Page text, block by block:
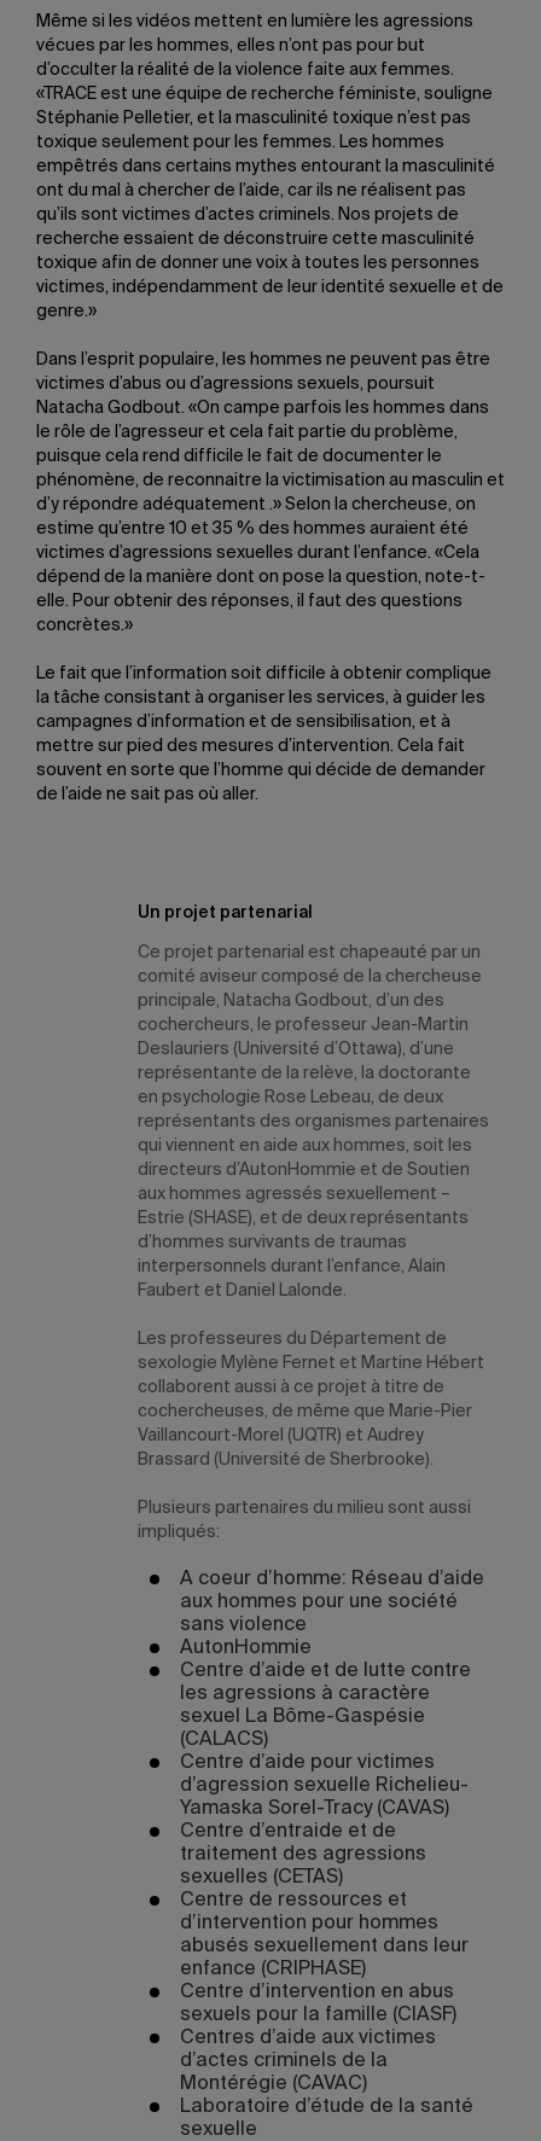
Même si les vidéos mettent en lumière les agressions
vécues par les hommes, elles n’ont pas pour but
d’occulter la réalité de la violence faite aux femmes.
«TRACE est une équipe de recherche féministe, souligne
Stéphanie Pelletier, et la masculinité toxique n’est pas
toxique seulement pour les femmes. Les hommes
empêtrés dans certains mythes entourant la masculinité
ont du mal à chercher de l’aide, car ils ne réalisent pas
qu’ils sont victimes d’actes criminels. Nos projets de
recherche essaient de déconstruire cette masculinité
toxique afin de donner une voix à toutes les personnes
victimes, indépendamment de leur identité sexuelle et de
genre.»
Dans l’esprit populaire, les hommes ne peuvent pas être
victimes d’abus ou d’agressions sexuels, poursuit
Natacha Godbout. «On campe parfois les hommes dans
le rôle de l’agresseur et cela fait partie du problème,
puisque cela rend difficile le fait de documenter le
phénomène, de reconnaitre la victimisation au masculin et
d’y répondre adéquatement .» Selon la chercheuse, on
estime qu’entre 10 et 35 % des hommes auraient été
victimes d’agressions sexuelles durant l’enfance. «Cela
dépend de la manière dont on pose la question, note-t-
elle. Pour obtenir des réponses, il faut des questions
concrètes.»
Le fait que l’information soit difficile à obtenir complique
la tâche consistant à organiser les services, à guider les
campagnes d’information et de sensibilisation, et à
mettre sur pied des mesures d’intervention. Cela fait
souvent en sorte que l’homme qui décide de demander
de l’aide ne sait pas où aller.
Un projet partenarial
Ce projet partenarial est chapeauté par un
comité aviseur composé de la chercheuse
principale, Natacha Godbout, d’un des
cochercheurs, le professeur Jean-Martin
Deslauriers (Université d’Ottawa), d’une
représentante de la relève, la doctorante
en psychologie Rose Lebeau, de deux
représentants des organismes partenaires
qui viennent en aide aux hommes, soit les
directeurs d’AutonHommie et de Soutien
aux hommes agressés sexuellement –
Estrie (SHASE), et de deux représentants
d’hommes survivants de traumas
interpersonnels durant l’enfance, Alain
Faubert et Daniel Lalonde.
Les professeures du Département de
sexologie Mylène Fernet et Martine Hébert
collaborent aussi à ce projet à titre de
cochercheuses, de même que Marie-Pier
Vaillancourt-Morel (UQTR) et Audrey
Brassard (Université de Sherbrooke).
Plusieurs partenaires du milieu sont aussi
impliqués:
A coeur d’homme: Réseau d’aide
aux hommes pour une société
sans violence
AutonHommie
Centre d’aide et de lutte contre
les agressions à caractère
sexuel La Bôme-Gaspésie
(CALACS)
Centre d’aide pour victimes
d’agression sexuelle Richelieu-
Yamaska Sorel-Tracy (CAVAS)
Centre d’entraide et de
traitement des agressions
sexuelles (CETAS)
Centre de ressources et
d’intervention pour hommes
abusés sexuellement dans leur
enfance (CRIPHASE)
Centre d’intervention en abus
sexuels pour la famille (CIASF)
Centres d’aide aux victimes
d’actes criminels de la
Montérégie (CAVAC)
Laboratoire d’étude de la santé
sexuelle